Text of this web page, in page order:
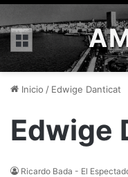
Menú
Inicio / Edwige Danticat
Edwige
Ricardo Bada - El